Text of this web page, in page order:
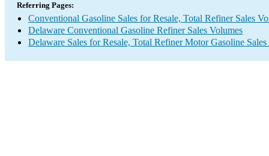
Referring Pages:
Conventional Gasoline Sales for Resale, Total Refiner Sales
Delaware Conventional Gasoline Refiner Sales Volumes
Delaware Sales for Resale, Total Refiner Motor Gasoline Sales